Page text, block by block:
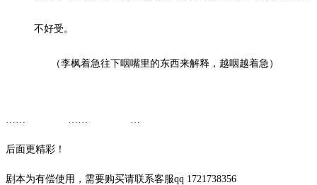
不好受。
（李枫着急往下咽嘴里的东西来解释，越咽越着急）
后面更精彩！
剧本为有偿使用，需要购买请联系客服qq 1721738356